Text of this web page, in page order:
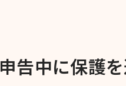
申告中に保護